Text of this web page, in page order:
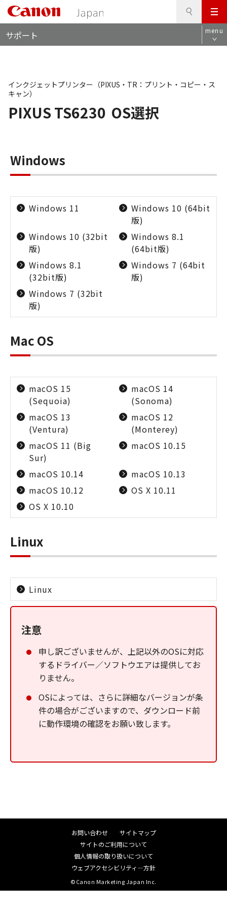
メ
ニ
ュ
サポート menu
PIXUS TS6230 OS選択
インクジェットプリンター（PIXUS・TR：プリント・コピー・ス
キャン）
Windows
Windows 11
Windows 10 (64bit
版)
Windows 10 (32bit
版)
Windows 8.1
(64bit版)
Windows 8.1
(32bit版)
Windows 7 (64bit
版)
Windows 7 (32bit
版)
Mac OS
macOS 15
(Sequoia)
macOS 14
(Sonoma)
macOS 13
(Ventura)
macOS 12
(Monterey)
macOS 11 (Big
Sur)
macOS 10.15
macOS 10.14
macOS 10.13
macOS 10.12
OS X 10.11
OS X 10.10
Linux
Linux
注意
申し訳ございませんが、上記以外のOSに対応
するドライバー／ソフトウエアは提供してお
りません。
OSによっては、さらに詳細なバージョンが条
件の場合がございますので、ダウンロード前
に動作環境の確認をお願い致します。
お問い合わせ
サイトマップ
サイトのご利用について
個人情報の取り扱いについて
ウェブアクセシビリティ―方針
©Canon Marketing Japan Inc.